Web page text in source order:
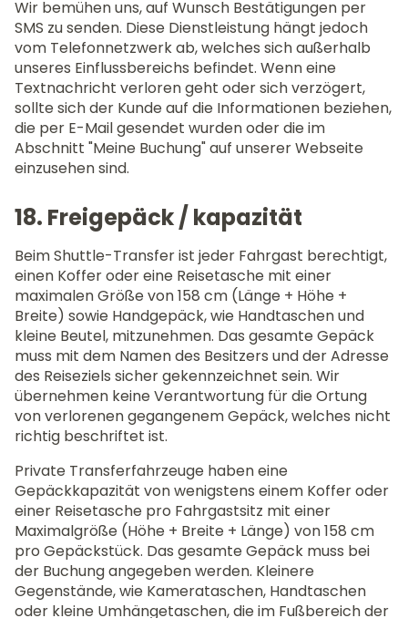
Wir bemühen uns, auf Wunsch Bestätigungen per
SMS zu senden. Diese Dienstleistung hängt jedoch
vom Telefonnetzwerk ab, welches sich außerhalb
unseres Einflussbereichs befindet. Wenn eine
Textnachricht verloren geht oder sich verzögert,
sollte sich der Kunde auf die Informationen beziehen,
die per E-Mail gesendet wurden oder die im
Abschnitt "Meine Buchung" auf unserer Webseite
einzusehen sind.
18. Freigepäck / kapazität
Beim Shuttle-Transfer ist jeder Fahrgast berechtigt,
einen Koffer oder eine Reisetasche mit einer
maximalen Größe von 158 cm (Länge + Höhe +
Breite) sowie Handgepäck, wie Handtaschen und
kleine Beutel, mitzunehmen. Das gesamte Gepäck
muss mit dem Namen des Besitzers und der Adresse
des Reiseziels sicher gekennzeichnet sein. Wir
übernehmen keine Verantwortung für die Ortung
von verlorenen gegangenem Gepäck, welches nicht
richtig beschriftet ist.
Private Transferfahrzeuge haben eine
Gepäckkapazität von wenigstens einem Koffer oder
einer Reisetasche pro Fahrgastsitz mit einer
Maximalgröße (Höhe + Breite + Länge) von 158 cm
pro Gepäckstück. Das gesamte Gepäck muss bei
der Buchung angegeben werden. Kleinere
Gegenstände, wie Kamerataschen, Handtaschen
oder kleine Umhängetaschen, die im Fußbereich der